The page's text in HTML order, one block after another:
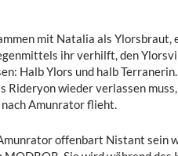
mit Natalia als Ylorsbraut,
ihr verhilft, den
Halb Ylors und halb
Rideryon wieder verlassen
nach Amunrator flieht.
offenbart Nistant sein